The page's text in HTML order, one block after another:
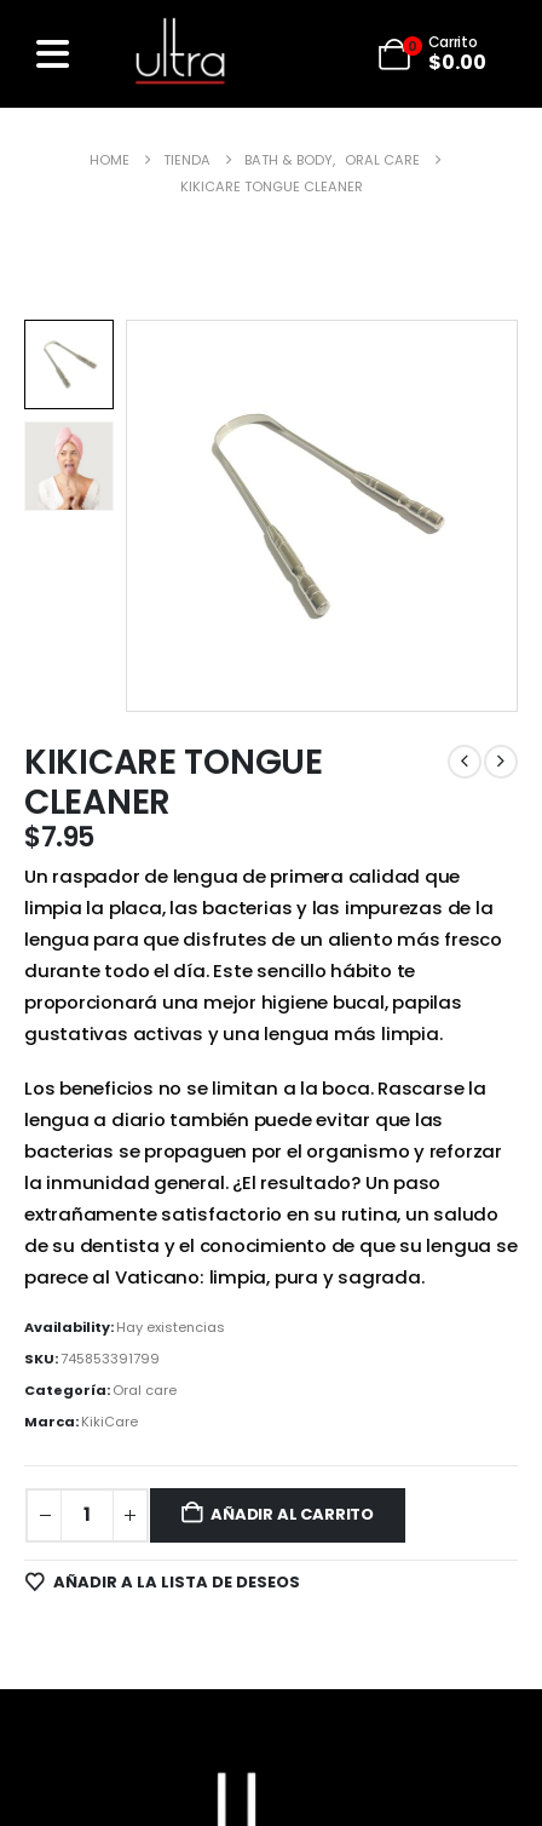
0 Carrito
$0.00
HOME TIENDA BATH & BODY, ORAL CARE
KIKICARE TONGUE CLEANER
KIKICARE TONGUE
CLEANER
$7.95
Un raspador de lengua de primera calidad que
limpia la placa, las bacterias y las impurezas de la
lengua para que disfrutes de un aliento más fresco
durante todo el día. Este sencillo hábito te
proporcionará una mejor higiene bucal, papilas
gustativas activas y una lengua más limpia.
Los beneficios no se limitan a la boca. Rascarse la
lengua a diario también puede evitar que las
bacterias se propaguen por el organismo y reforzar
la inmunidad general. ¿El resultado? Un paso
extrañamente satisfactorio en su rutina, un saludo
de su dentista y el conocimiento de que su lengua se
parece al Vaticano: limpia, pura y sagrada.
Availability:Hay existencias
SKU:745853391799
Categoría:Oral care
Marca:KikiCare
AÑADIR AL CARRITO
AÑADIR A LA LISTA DE DESEOS